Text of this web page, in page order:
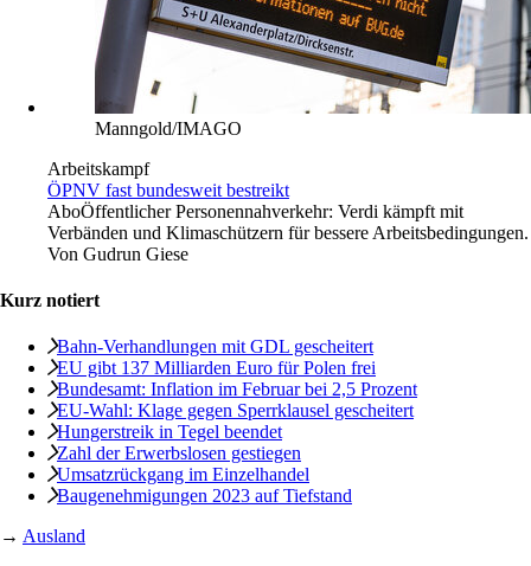
Manngold/IMAGO
Arbeitskampf
ÖPNV fast bundesweit bestreikt
AboÖffentlicher Personennahverkehr: Verdi kämpft mit
Verbänden und Klimaschützern für bessere Arbeitsbedingungen.
Von Gudrun Giese
Kurz notiert
Bahn-Verhandlungen mit GDL gescheitert
EU gibt 137 Milliarden Euro für Polen frei
Bundesamt: Inflation im Februar bei 2,5 Prozent
EU-Wahl: Klage gegen Sperrklausel gescheitert
Hungerstreik in Tegel beendet
Zahl der Erwerbslosen gestiegen
Umsatzrückgang im Einzelhandel
Baugenehmigungen 2023 auf Tiefstand
→ Ausland